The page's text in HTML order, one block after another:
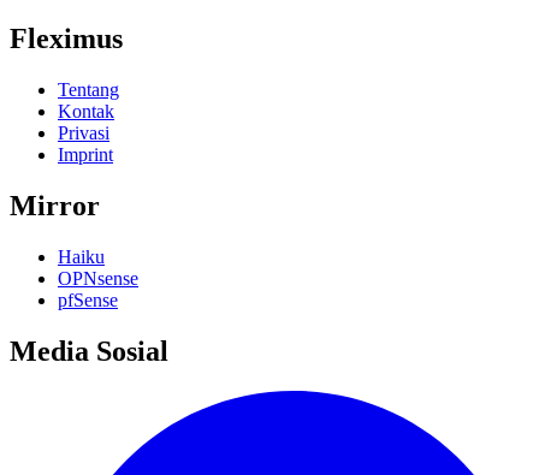
Fleximus
Tentang
Kontak
Privasi
Imprint
Mirror
Haiku
OPNsense
pfSense
Media Sosial